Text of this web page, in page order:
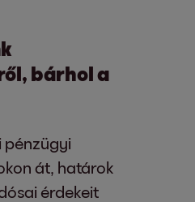
bárhol a
pénzügyi
át, határok
érdekeit